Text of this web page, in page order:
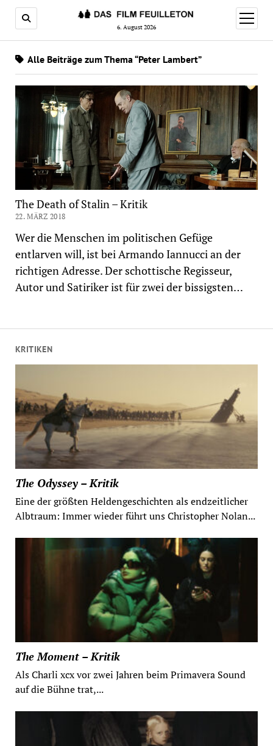
6. August 2026
Menü
öffnen
KRITIKEN
The Odyssey – Kritik
Eine der größten Heldengeschichten als endzeitlicher
Albtraum: Immer wieder führt uns Christopher Nolan...
The Moment – Kritik
Als Charli xcx vor zwei Jahren beim Primavera Sound
auf die Bühne trat,...
Alle Beiträge zum Thema “Peter Lambert”
The Death of Stalin – Kritik
22. MÄRZ 2018
Wer die Menschen im politischen Gefüge
entlarven will, ist bei Armando Iannucci an der
richtigen Adresse. Der schottische Regisseur,
Autor und Satiriker ist für zwei der bissigsten…